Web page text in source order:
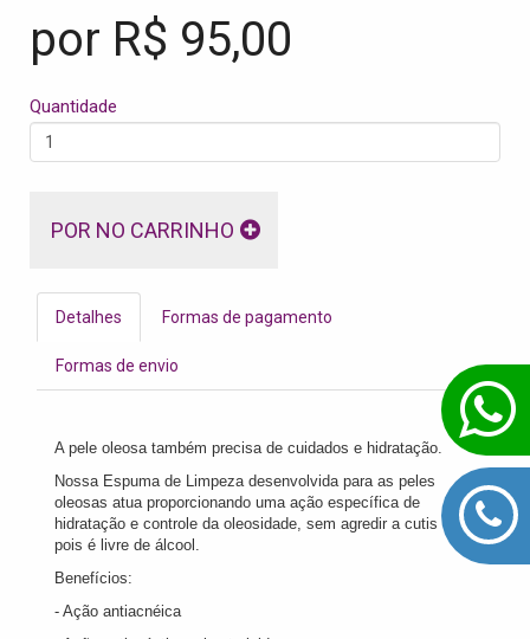
por R$ 95,00
Quantidade
POR NO CARRINHO
Detalhes Formas de pagamento
Formas de envio
A pele oleosa também precisa de cuidados e hidratação.
Nossa Espuma de Limpeza desenvolvida para as peles
oleosas atua proporcionando uma ação específica de
hidratação e controle da oleosidade, sem agredir a cutis
pois é livre de álcool.
Benefícios:
- Ação antiacnéica